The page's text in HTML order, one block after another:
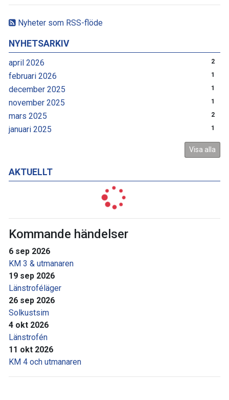
Nyheter som RSS-flöde
NYHETSARKIV
april 2026 2
februari 2026 1
december 2025 1
november 2025 1
mars 2025 2
januari 2025 1
Visa alla
AKTUELLT
Kommande händelser
6 sep 2026
KM 3 & utmanaren
19 sep 2026
Länstroféläger
26 sep 2026
Solkustsim
4 okt 2026
Länstrofén
11 okt 2026
KM 4 och utmanaren